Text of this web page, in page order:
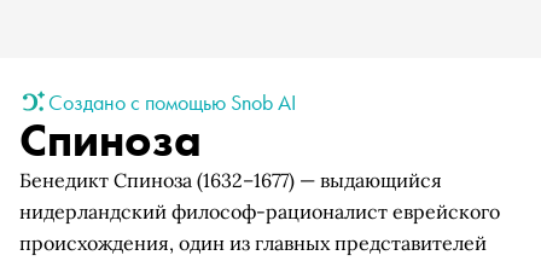
Создано с помощью Snob AI
Спиноза
Бенедикт Спиноза (1632–1677) — выдающийся
нидерландский философ-рационалист еврейского
происхождения, один из главных представителей